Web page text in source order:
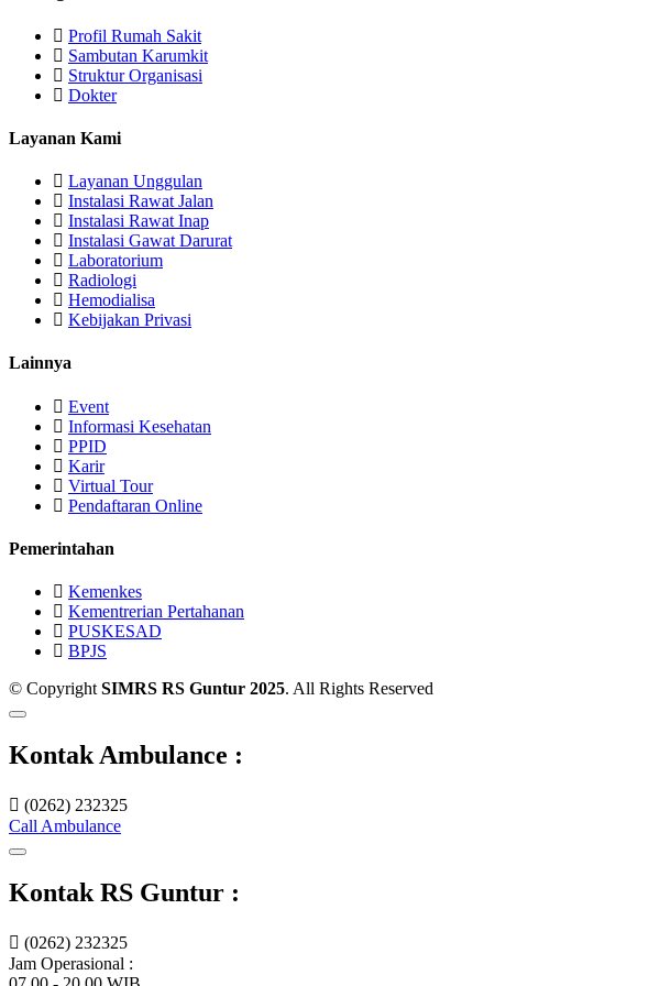
Profil Rumah Sakit
Sambutan Karumkit
Struktur Organisasi
Dokter
Layanan Kami
Layanan Unggulan
Instalasi Rawat Jalan
Instalasi Rawat Inap
Instalasi Gawat Darurat
Laboratorium
Radiologi
Hemodialisa
Kebijakan Privasi
Lainnya
Event
Informasi Kesehatan
PPID
Karir
Virtual Tour
Pendaftaran Online
Pemerintahan
Kemenkes
Kementrerian Pertahanan
PUSKESAD
BPJS
© Copyright SIMRS RS Guntur 2025. All Rights Reserved
Kontak Ambulance :
(0262) 232325
Call Ambulance
Kontak RS Guntur :
(0262) 232325
Jam Operasional :